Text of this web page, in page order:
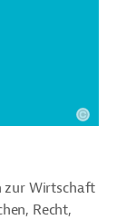
zur Wirtschaft
Recht,